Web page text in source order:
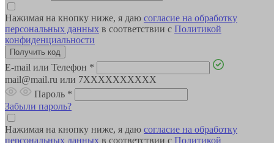
Нажимая на кнопку ниже, я даю согласие на обработку
персональных данных в соответствии с Политикой
конфиденциальности
E-mail или Телефон *
mail@mail.ru или 7XXXXXXXXXX
Пароль *
Забыли пароль?
Нажимая на кнопку ниже, я даю согласие на обработку
персональных данных в соответствии с Политикой